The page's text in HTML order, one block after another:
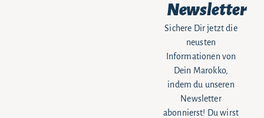
Newsletter
Sichere Dir jetzt die
neusten
Informationen von
Dein Marokko,
indem du unseren
Newsletter
abonnierst! Du wirst